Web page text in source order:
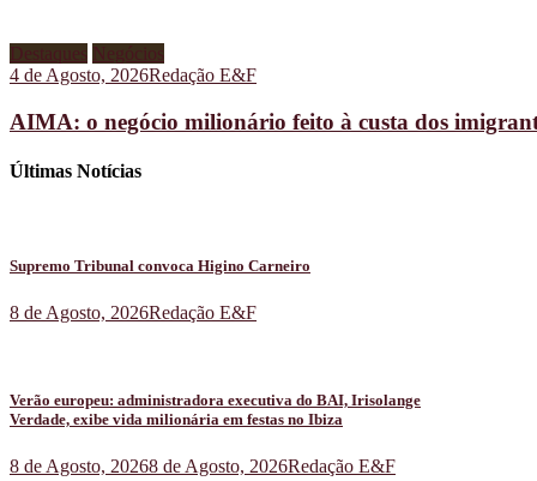
Destaques Negócios
4 de Agosto, 2026Redação E&F
AIMA: o negócio milionário feito à custa dos
Últimas Notícias
Supremo Tribunal convoca Higino Carneiro
8 de Agosto, 2026Redação E&F
Verão europeu: administradora executiva do BAI, Irisolange
Verdade, exibe vida milionária em festas no Ibiza
8 de Agosto, 20268 de Agosto, 2026Redação E&F